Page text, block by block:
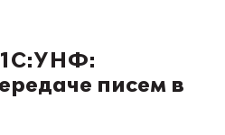
1С:УНФ:
писем в